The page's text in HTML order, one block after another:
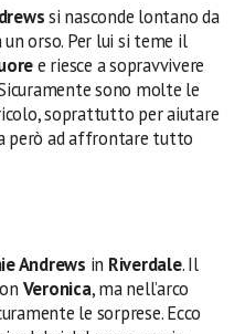
si nasconde lontano da
un orso. Per lui si teme il
e riesce a sopravvivere
sono molte le
soprattutto per aiutare
però ad affrontare tutto
Andrews in Riverdale. Il
Veronica, ma nell’arco
le sorprese. Ecco